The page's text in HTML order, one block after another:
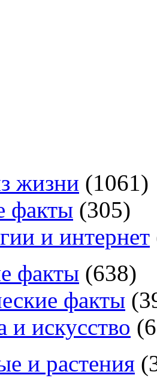
жизни (1061)
факты (305)
и интернет
факты (638)
факты (
и искусство (
и растения (